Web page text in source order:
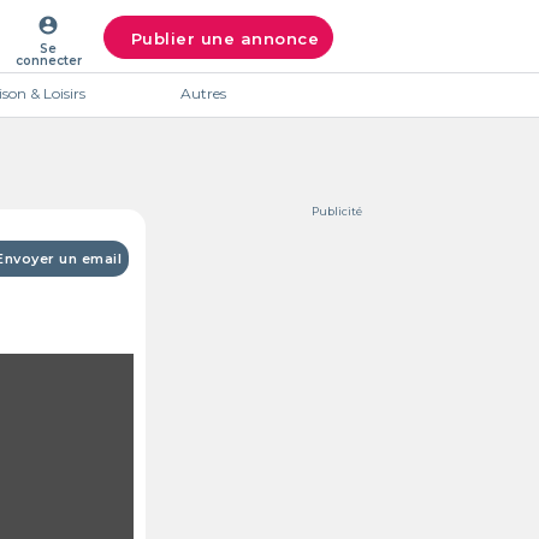
account_circle
Se
connecter
Publier une annonce
& Loisirs Autres
un email
Publicité